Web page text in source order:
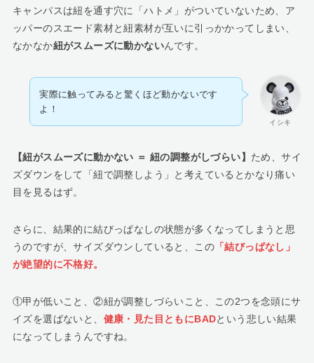
キャンパスは紐を通す穴に「ハトメ」がついていないため、ア
ッパーのスエード素材と紐素材が互いに引っかかってしまい、
なかなか紐がスムーズに動かないんです。
イシキ
実際に触ってみると驚くほど動かないです
よ！
【紐がスムーズに動かない ＝ 紐の調整がしづらい】 ため、サイ
ズダウンをして「紐で調整しよう」と考えているとかなり痛い
目を見るはず。
さらに、結果的に結びっぱなしの状態が多くなってしまうと思
うのですが、サイズダウンしていると、この「結びっぱなし」
が絶望的に不格好。
①甲が低いこと、②紐が調整しづらいこと、この2つを念頭にサ
イズを選ばないと、 健康・見た目ともにBADという悲しい結果
になってしまうんですね。